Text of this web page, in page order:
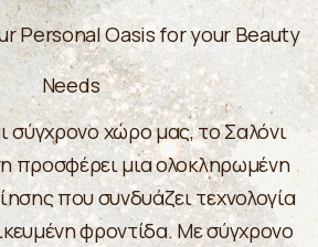
Personal Oasis for your Beauty
Needs
σύγχρονο χώρο μας, το Σαλόνι
προσφέρει μια ολοκληρωμένη
που συνδυάζει τεχνολογία
φροντίδα. Με σύγχρονο